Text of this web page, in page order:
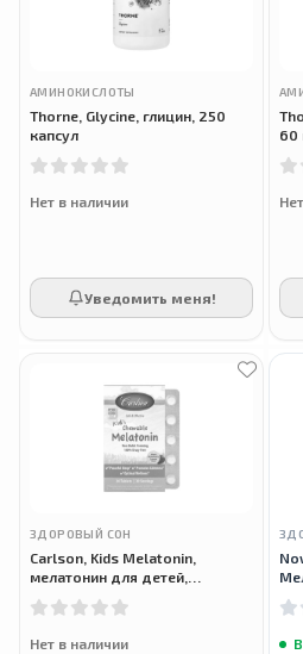
АМИНОКИСЛОТЫ
Thorne, Glycine, глицин, 250
капсул
Нет в наличии
Уведомить меня!
60
ЗДОРОВЫЙ СОН
Carlson, Kids Melatonin,
мелатонин для детей,
клубника и лимон, 30 таблеток
Нет в наличии